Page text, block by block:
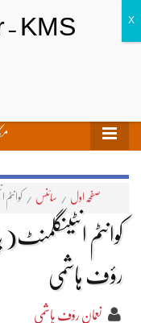
صفحہ اول / سائنس /
کوانٹم
رؤف ہاشمی
نعمان رؤف ہاشمی